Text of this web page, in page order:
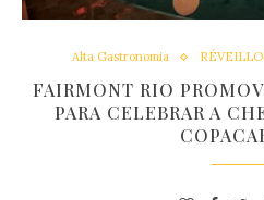
Alta Gastronomia
FAIRMONT RIO
PARA CELEBRAR A